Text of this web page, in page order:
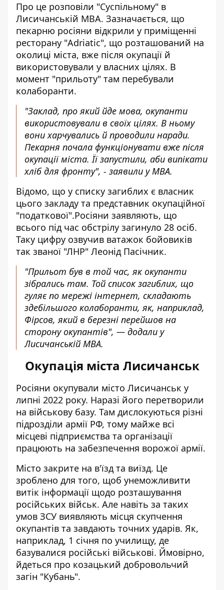
Про це розповіли "Суспільному" в
Лисичанській МВА. Зазначається, що
пекарню росіяни відкрили у приміщенні
ресторану "Adriatic", що розташований на
околиці міста, вже після окупації й
використовували у власних цілях. В
момент "прильоту" там перебували
колаборанти.
"Заклад, про який йде мова, окупанти
використовували в своїх цілях. В ньому
вони харчувались й проводили наради.
Пекарня почала функціонувати вже після
окупації міста. Її запустили, аби випікати
хліб для фронту", - заявили у МВА.
Відомо, що у списку загиблих є власник
цього закладу та представник окупаційної
"податкової".Росіяни заявляють, що
всього під час обстрілу загинуло 28 осіб.
Таку цифру озвучив ватажок бойовиків
так званої "ЛНР" Леонід Пасічник.
"Прильот був в той час, як окупанти
зібрались там. Той список загиблих, що
гуляє по мережі інтернет, складають
здебільшого колаборанти, як, наприклад,
Фірсов, який в березні перейшов на
сторону окупантів", — додали у
Лисичанській МВА.
Окупація міста Лисичанськ
Росіяни окупували місто Лисичанськ у
липні 2022 року. Наразі його перетворили
на військову базу. Там дислокуються різні
підрозділи армії РФ, тому майже всі
місцеві підприємства та організації
працюють на забезпечення ворожої армії.
Місто закрите на в'їзд та виїзд. Це
зроблено для того, щоб унеможливити
витік інформації щодо розташування
російських військ. Але навіть за таких
умов ЗСУ виявляють місця скупчення
окупантів та завдають точних ударів. Як,
наприклад, 1 січня по училищу, де
базувалися російські військові. Ймовірно,
йдеться про козацький добровольчий
загін "Кубань".